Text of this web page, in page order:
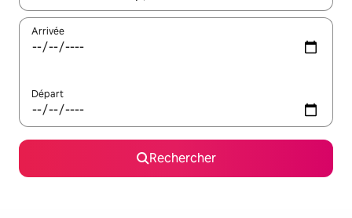
Arrivée
Départ
Rechercher